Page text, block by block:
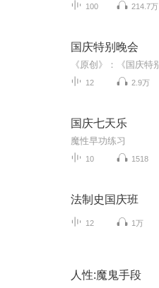
100 214.7万
国庆特别晚会
12 2.9万
国庆七天乐
魔性早功练习
10 1518
法制史国庆班
12 1万
人性:魔鬼手段